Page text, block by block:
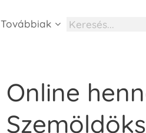
Továbbiak
Online